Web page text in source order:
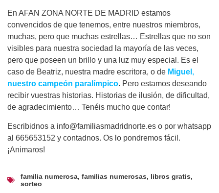
En AFAN ZONA NORTE DE MADRID estamos
convencidos de que tenemos, entre nuestros miembros,
muchas, pero que muchas estrellas… Estrellas que no son
visibles para nuestra sociedad la mayoría de las veces,
pero que poseen un brillo y una luz muy especial. Es el
caso de Beatriz, nuestra madre escritora, o de Miguel ,
nuestro campeón paralímpico. Pero estamos deseando
recibir vuestras historias. Historias de ilusión, de dificultad,
de agradecimiento… Tenéis mucho que contar!
Escribidnos a info@familiasmadridnorte.es o por whatsapp
al 665653152 y contadnos. Os lo pondremos fácil.
¡Animaros!
familia numerosa, familias numerosas, libros gratis,
sorteo